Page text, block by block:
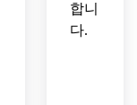
합니
다.